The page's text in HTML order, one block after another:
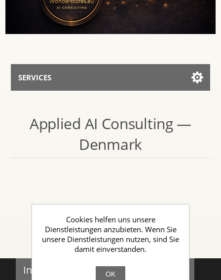
SERVICES
Mit dem Assistenten sprechen
Applied AI Consulting —
Denmark
Informationen
Cookies helfen uns unsere
Dienstleistungen anzubieten. Wenn Sie
unsere Dienstleistungen nutzen, sind Sie
damit einverstanden.
OK